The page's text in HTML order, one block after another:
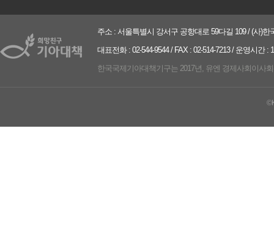
주소 : 서울특별시 강서구 공항대로 59다길 109 / (사)
대표전화 : 02-544-9544 / FAX : 02-514-7213 / 운영시간 :
한국국제기아대책기구는 2017년, 유엔 경제사회이사